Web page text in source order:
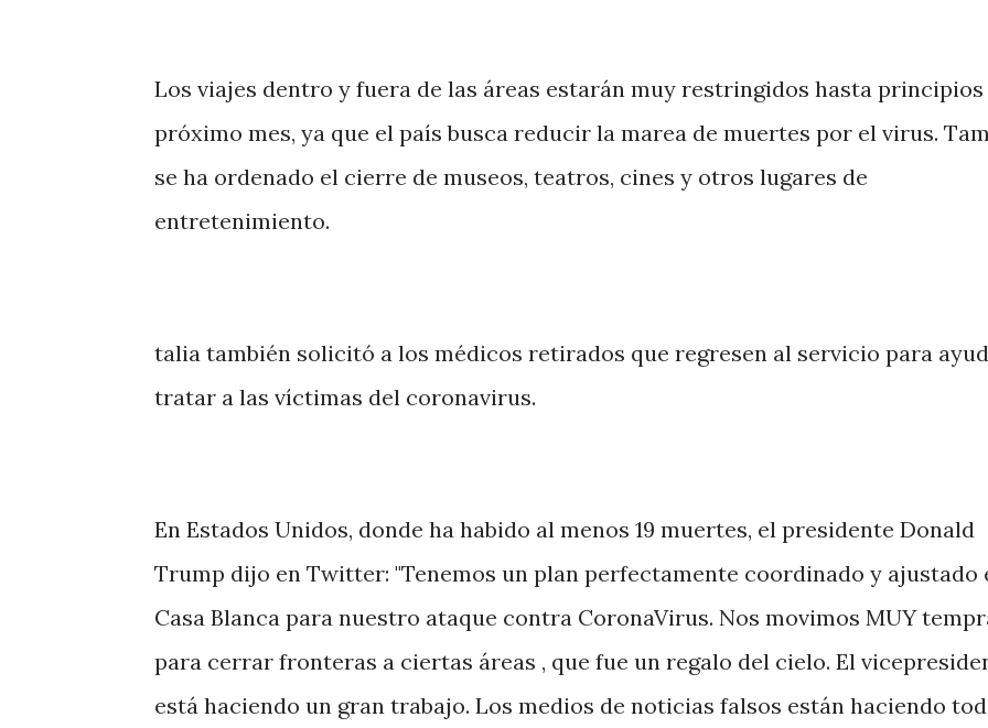
Los viajes dentro y fuera de las áreas estarán muy restringidos hasta
próximo mes, ya que el país busca reducir la marea de muertes por el virus.
se ha ordenado el cierre de museos, teatros, cines y otros lugares de
entretenimiento.
talia también solicitó a los médicos retirados que regresen al servicio para
tratar a las víctimas del coronavirus.
En Estados Unidos, donde ha habido al menos 19 muertes, el presidente Donald
Trump dijo en Twitter: "Tenemos un plan perfectamente coordinado y ajustado
Casa Blanca para nuestro ataque contra CoronaVirus. Nos movimos MUY
para cerrar fronteras a ciertas áreas , que fue un regalo del cielo. El
está haciendo un gran trabajo. Los medios de noticias falsos están haciendo